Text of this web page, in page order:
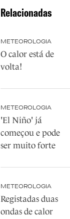
Relacionadas
METEOROLOGIA
O calor está de
volta!
METEOROLOGIA
'El Niño' já
começou e pode
ser muito forte
METEOROLOGIA
Registadas duas
ondas de calor